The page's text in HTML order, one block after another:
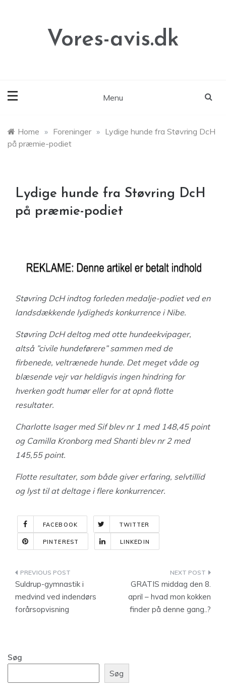
Vores-avis.dk
Menu
Home » Foreninger » Lydige hunde fra Støvring DcH
på præmie-podiet
Lydige hunde fra Støvring DcH
på præmie-podiet
Støvring DcH indtog forleden medalje-podiet ved en
landsdækkende lydigheds konkurrence i Nibe.
Støvring DcH deltog med otte hundeekvipager,
altså ”civile hundeførere” sammen med de
firbenede, veltrænede hunde. Det meget våde og
blæsende vejr var heldigvis ingen hindring for
hverken godt humør eller for at opnå flotte
resultater.
Charlotte Isager med Sif blev nr 1 med 148,45 point
og Camilla Kronborg med Shanti blev nr 2 med
145,55 point.
Flotte resultater, som både giver erfaring, selvtillid
og lyst til at deltage i flere konkurrencer.
FACEBOOK TWITTER
PINTEREST LINKEDIN
Indlægsnavigation
Suldrup-gymnastik i
medvind ved indendørs
forårsopvisning
GRATIS middag den 8.
april – hvad mon kokken
finder på denne gang..?
Søg
Søg